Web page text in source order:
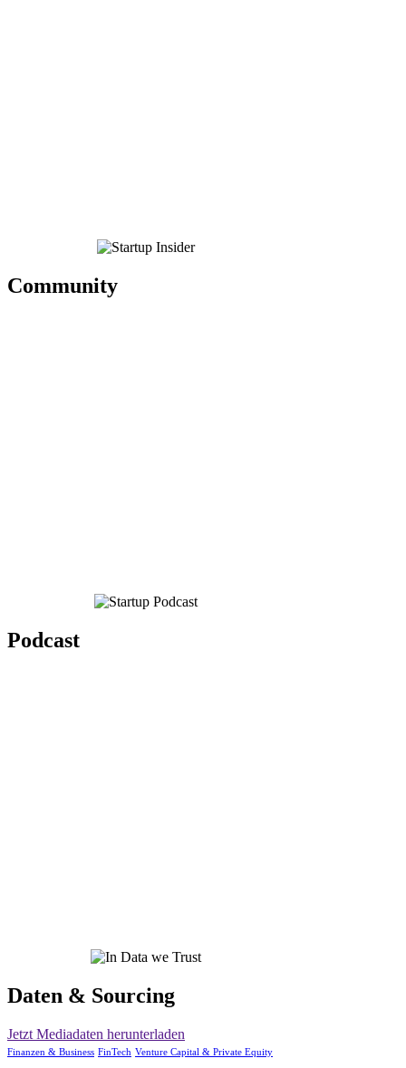
Community
Podcast
Daten & Sourcing
Jetzt Mediadaten herunterladen
Finanzen & Business FinTech Venture Capital & Private Equity